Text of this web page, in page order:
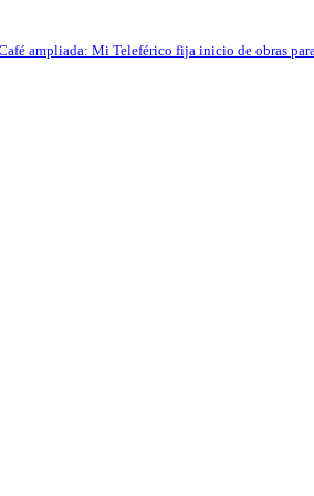
ampliada: Mi Teleférico fija inicio de obras para